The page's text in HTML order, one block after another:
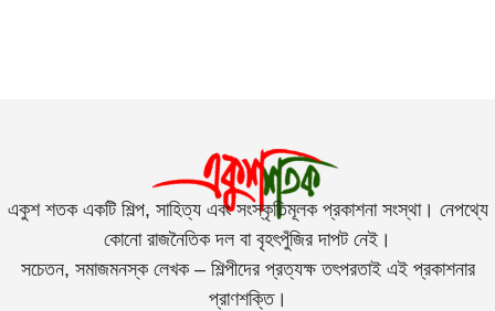
একুশ শতক একটি শিল্প, সাহিত্য এবং সংস্কৃতিমূলক প্রকাশনা সংস্থা। নেপথ্যে
কোনো রাজনৈতিক দল বা বৃহৎপুঁজির দাপট নেই।
সচেতন, সমাজমনস্ক লেখক – শিল্পীদের প্রত্যক্ষ তৎপরতাই এই প্রকাশনার
প্রাণশক্তি।